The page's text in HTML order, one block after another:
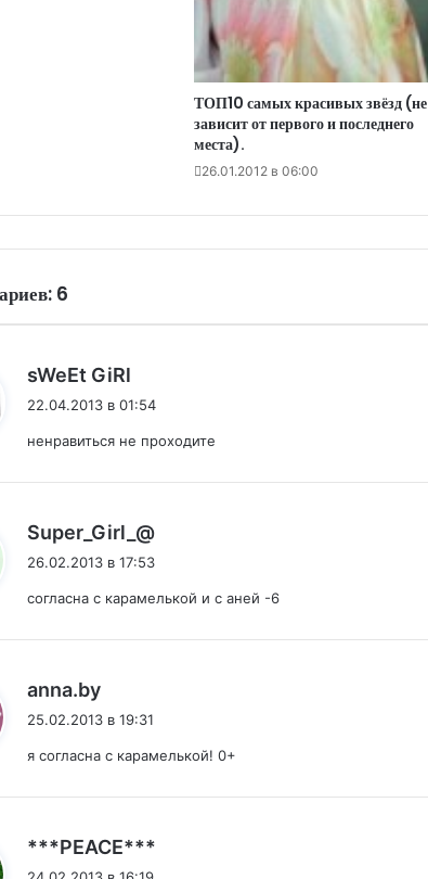
ТОП10 самых красивых звёзд (не
зависит от первого и последнего
места).
26.01.2012 в 06:00
6
sWeEt GiRl
22.04.2013 в 01:54
ненравиться не проходите
Super_Girl_@
26.02.2013 в 17:53
согласна с карамелькой и с аней -6
anna.by
25.02.2013 в 19:31
я согласна с карамелькой! 0+
***PEACE***